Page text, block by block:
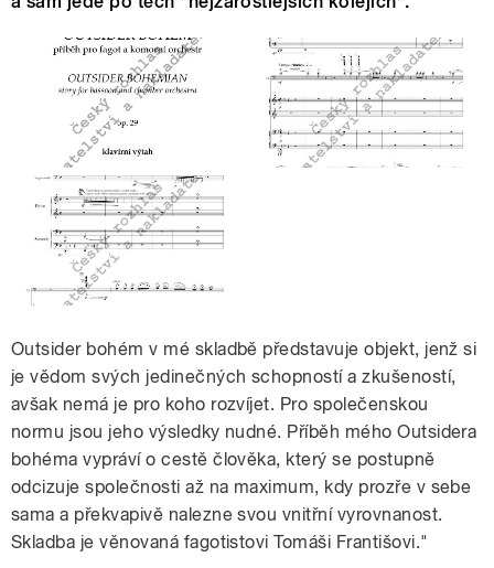
Outsider bohém v mé skladbě představuje objekt, jenž si
je vědom svých jedinečných schopností a zkušeností,
avšak nemá je pro koho rozvíjet. Pro společenskou
normu jsou jeho výsledky nudné. Příběh mého Outsidera
bohéma vypráví o cestě člověka, který se postupně
odcizuje společnosti až na maximum, kdy prozře v sebe
sama a překvapivě nalezne svou vnitřní vyrovnanost.
Skladba je věnovaná fagotistovi Tomáši Františovi."